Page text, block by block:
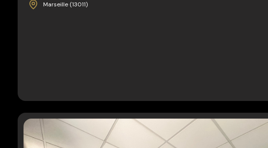
Marseille (13011)